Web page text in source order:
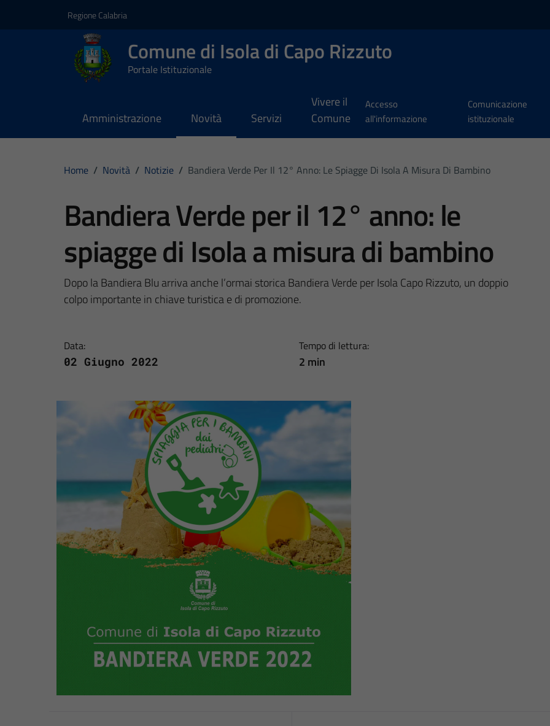
Regione Calabria
Comune di Isola di Capo Rizzuto
Portale Istituzionale
Amministrazione Novità Servizi
Vivere il
Comune
Accesso
all'informazione
Comunicazione
istituzionale
Home / Novità / Notizie / Bandiera Verde Per Il 12° Anno: Le Spiagge Di Isola A Misura Di Bambino
Bandiera Verde per il 12° anno: le
spiagge di Isola a misura di bambino
Dopo la Bandiera Blu arriva anche l’ormai storica Bandiera Verde per Isola Capo Rizzuto, un doppio
colpo importante in chiave turistica e di promozione.
Data:
02 Giugno 2022
Tempo di lettura:
2 min